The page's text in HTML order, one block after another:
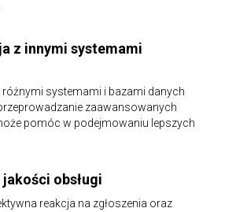
z innymi systemami
różnymi systemami i bazami danych
zaawansowanych
pomóc w podejmowaniu lepszych
jakości obsługi
reakcja na zgłoszenia oraz